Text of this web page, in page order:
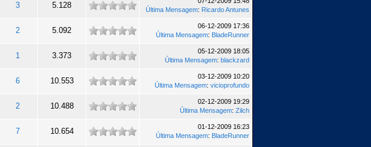
3 5.128
Última Mensagem: Ricardo Antunes
2 5.092
06-12-2009 17:36
Última Mensagem: BladeRunner
1 3.373
05-12-2009 18:05
Última Mensagem: blackzard
6 10.553
03-12-2009 10:20
Última Mensagem: vicioprofundo
2 10.488
02-12-2009 19:29
Última Mensagem: Zilch
7 10.654
01-12-2009 16:23
Última Mensagem: BladeRunner